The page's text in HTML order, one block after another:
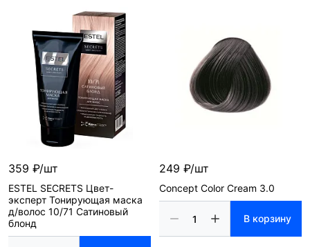
359 ₽/шт
ESTEL SECRETS Цвет-
эксперт Тонирующая маска
д/волос 10/71 Сатиновый
блонд
249 ₽/шт
Concept Color Cream 3.0
В корзину